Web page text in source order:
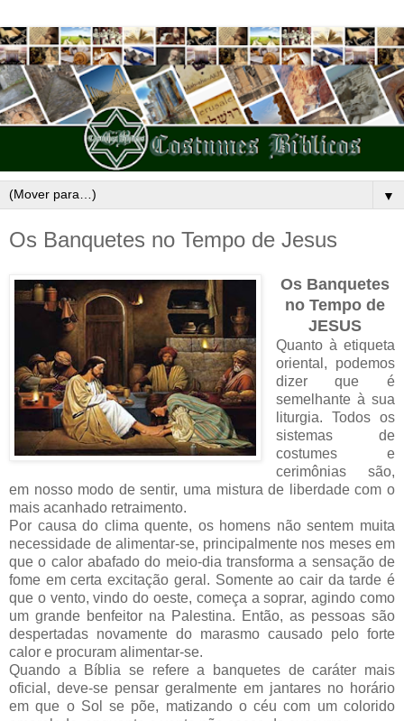
▼
Os Banquetes no Tempo de Jesus
Os Banquetes
no Tempo de
JESUS
Quanto à etiqueta
oriental, podemos
dizer que é
semelhante à sua
liturgia. Todos os
sistemas de
costumes e
cerimônias são,
em nosso modo de sentir, uma mistura de liberdade com o
mais acanhado retraimento.
Por causa do clima quente, os homens não sentem muita
necessidade de alimentar-se, principalmente nos meses em
que o calor abafado do meio-dia transforma a sensação de
fome em certa excitação geral. Somente ao cair da tarde é
que o vento, vindo do oeste, começa a soprar, agindo como
um grande benfeitor na Palestina. Então, as pessoas são
despertadas novamente do marasmo causado pelo forte
calor e procuram alimentar-se.
Quando a Bíblia se refere a banquetes de caráter mais
oficial, deve-se pensar geralmente em jantares no horário
em que o Sol se põe, matizando o céu com um colorido